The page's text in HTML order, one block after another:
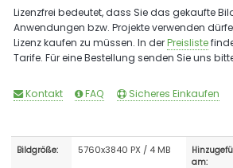
Lizenzfrei bedeutet, dass Sie das gekaufte
Anwendungen bzw. Projekte verwenden
Lizenz kaufen zu müssen. In derPreisliste
Tarife. Für eine Bestellung senden Sie uns
Kontakt FAQ Sicheres Einkaufen
Bildgröße: 5760x3840 PX / 4 MB
am: